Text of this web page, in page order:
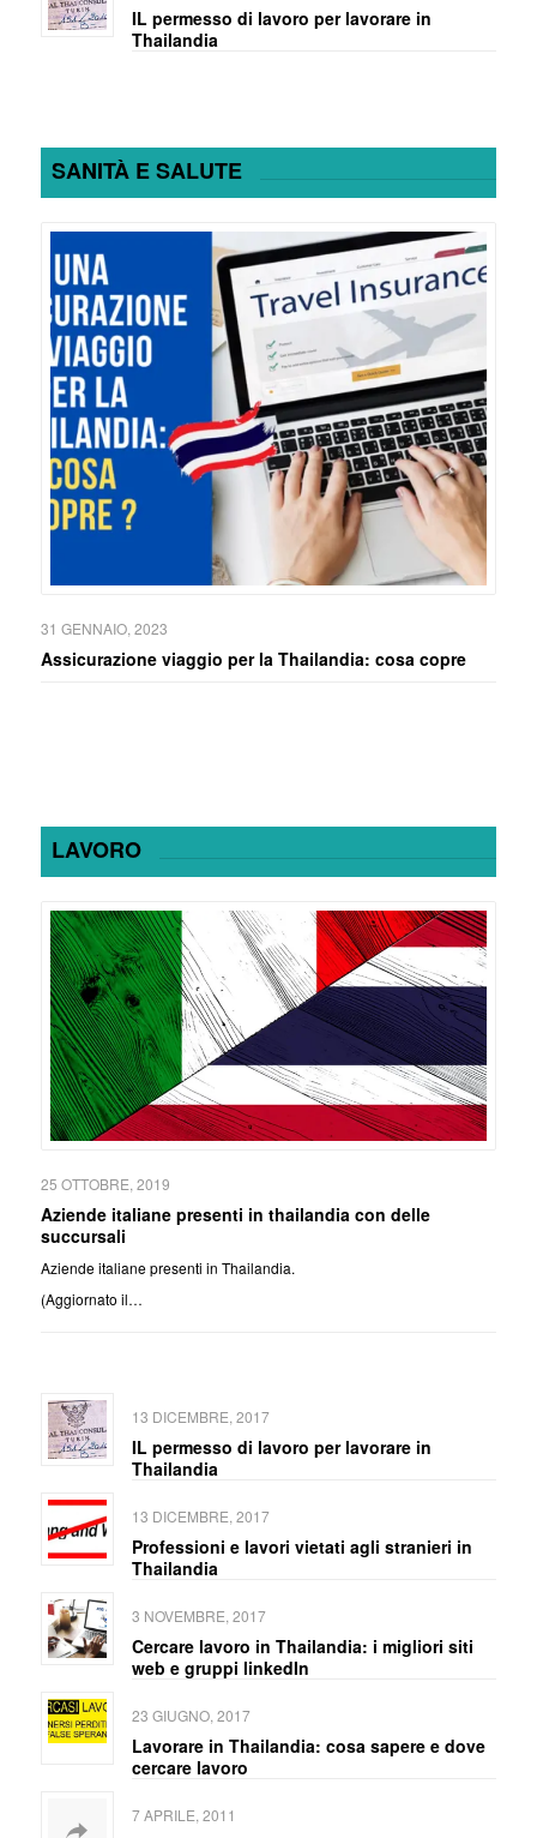
IL permesso di lavoro per lavorare in
Thailandia
SANITÀ E SALUTE
31 GENNAIO, 2023
Assicurazione viaggio per la Thailandia: cosa copre
LAVORO
25 OTTOBRE, 2019
Aziende italiane presenti in thailandia con delle
succursali
Aziende italiane presenti in Thailandia.
(Aggiornato il…
13 DICEMBRE, 2017
IL permesso di lavoro per lavorare in
Thailandia
13 DICEMBRE, 2017
Professioni e lavori vietati agli stranieri in
Thailandia
3 NOVEMBRE, 2017
Cercare lavoro in Thailandia: i migliori siti
web e gruppi linkedIn
23 GIUGNO, 2017
Lavorare in Thailandia: cosa sapere e dove
cercare lavoro
7 APRILE, 2011